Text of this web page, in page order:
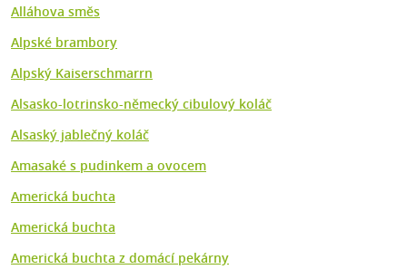
Alláhova směs
Alpské brambory
Alpský Kaiserschmarrn
Alsasko-lotrinsko-německý cibulový koláč
Alsaský jablečný koláč
Amasaké s pudinkem a ovocem
Americká buchta
Americká buchta
Americká buchta z domácí pekárny